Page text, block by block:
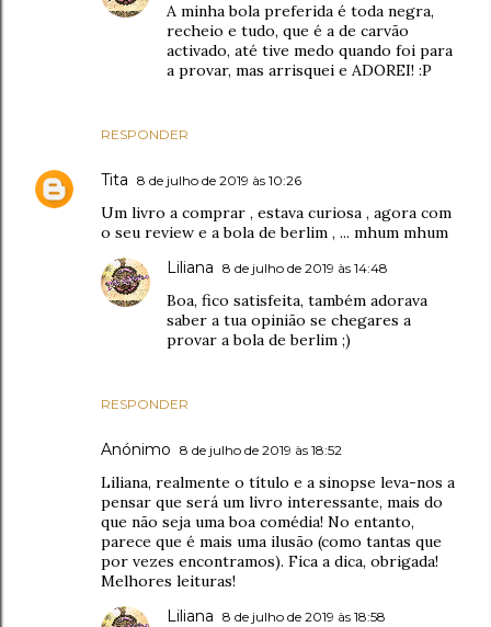
RESPONDER
A minha bola preferida é toda negra,
recheio e tudo, que é a de carvão
activado, até tive medo quando foi para
a provar, mas arrisquei e ADOREI! :P
Tita 8 de julho de 2019 às 10:26
Um livro a comprar , estava curiosa , agora com
o seu review e a bola de berlim , ... mhum mhum
RESPONDER
Liliana 8 de julho de 2019 às 14:48
Boa, fico satisfeita, também adorava
saber a tua opinião se chegares a
provar a bola de berlim ;)
Anónimo 8 de julho de 2019 às 18:52
Liliana, realmente o título e a sinopse leva-nos a
pensar que será um livro interessante, mais do
que não seja uma boa comédia! No entanto,
parece que é mais uma ilusão (como tantas que
por vezes encontramos). Fica a dica, obrigada!
Melhores leituras!
Liliana 8 de julho de 2019 às 18:58